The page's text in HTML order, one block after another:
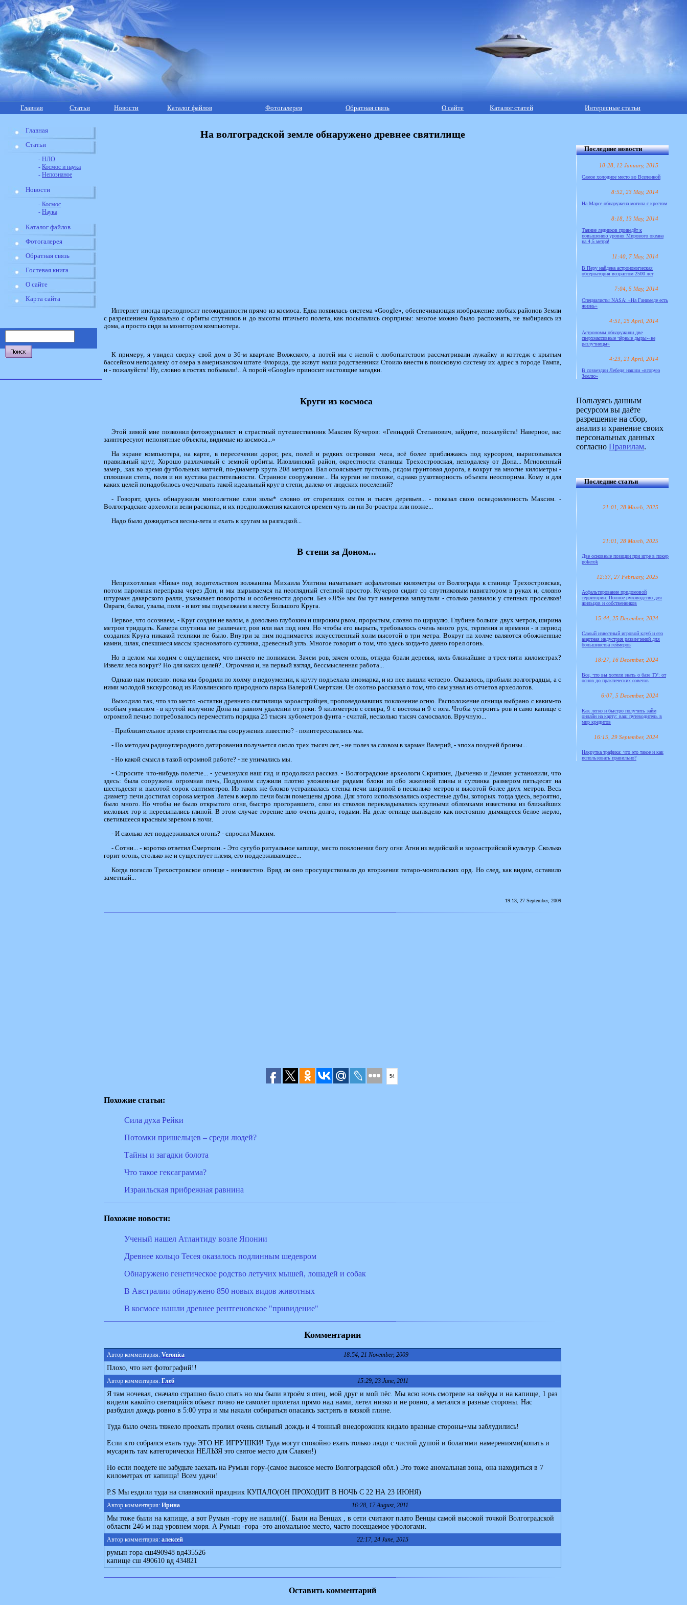
Главная Статьи Новости Каталог файлов Фотогалерея Обратная связь О сайте Каталог статей Интересные статьи
Главная
Статьи
- НЛО
- Космос и наука
- Непознаное
Новости
- Космос
- Наука
Каталог файлов
Фотогалерея
Обратная связь
Гостевая книга
О сайте
Карта сайта
На волгоградской земле обнаружено древнее святилище
Интернет иногда преподносит неожиданности прямо из космоса. Едва появилась система «Google», обеспечивающая изображение любых районов Земли
с разрешением буквально с орбиты спутников и до высоты птичьего полета, как посыпались сюрпризы: многое можно было распознать, не выбираясь из
дома, а просто сидя за монитором компьютера.
К примеру, я увидел сверху свой дом в 36-м квартале Волжского, а потей мы с женой с любопытством рассматривали лужайку и коттедж с крытым
бассейном неподалеку от озера в американском штате Флорида, где живут наши родственники Стоило внести в поисковую систему их адрес в городе Тампа,
и - пожалуйста! Ну, словно в гостях побывали!.. А порой «Google» приносит настоящие загадки.
Круги из космоса
Этой зимой мне позвонил фотожурналист и страстный путешественник Максим Кучеров: «Геннадий Степанович, зайдите, пожалуйста! Наверное, вас
заинтересуют непонятные объекты, видимые из космоса...»
На экране компьютера, на карте, в пересечении дорог, рек, полей и редких островков .чеса, всё более приближаясь под курсором, вырисовывался
правильный круг, Хорошо различимый с земной орбиты. Иловлинский район, окрестности станицы Трехостровская, неподалеку от Дона... Мгновенный
замер, .как во время футбольных матчей, по-диаметр круга 208 метров. Вал опоясывает пустошь, рядом грунтовая дорога, а вокруг на многие километры -
сплошная степь, поля и ни кустика растительности. Странное сооружение... На курган не похоже, однако рукотворность объекта неоспорима. Кому и для
каких целей понадобилось очерчивать такой идеальный круг в степи, далеко от людских поселений?
- Говорят, здесь обнаружили многолетние слои золы* словно от сгоревших сотен и тысяч деревьев... - показал свою осведомленность Максим. -
Волгоградские археологи вели раскопки, и их предположения касаются времен чуть ли ни Зо-роастра или позже...
Надо было дожидаться весны-лета и ехать к кругам за разгадкой...
В степи за Доном...
Неприхотливая «Нива» под водительством волжанина Михаила Улитина наматывает асфальтовые километры от Волгограда к станице Трехостровская,
потом паромная переправа через Дон, и мы вырываемся на неоглядный степной простор. Кучеров сидит со спутниковым навигатором в руках и, словно
штурман дакарского ралли, указывает повороты и особенности дороги. Без «JPS» мы бы тут наверняка заплутали - столько развилок у степных проселков!
Овраги, балки, увалы, поля - и вот мы подъезжаем к месту Большого Круга.
Первое, что осознаем, - Круг создан не валом, а довольно глубоким и широким рвом, прорытым, словно по циркулю. Глубина больше двух метров, ширина
метров тридцать. Камера спутника не различает, ров или вал под ним. Но чтобы его вырыть, требовалось очень много рук, терпения и времени - в период
создания Круга никакой техники не было. Внутри за ним поднимается искусственный холм высотой в три метра. Вокруг на холме валяются обожженные
камни, шлак, спекшиеся массы красноватого суглинка, древесный угль. Многое говорит о том, что здесь когда-то давно горел огонь.
Но в целом мы ходим с ощущением, что ничего не понимаем. Зачем ров, зачем огонь, откуда брали деревья, коль ближайшие в трех-пяти километрах?
Извели леса вокруг? Но для каких целей?.. Огромная и, на первый взгляд, бессмысленная работа...
Однако нам повезло: пока мы бродили по холму в недоумении, к кругу подъехала иномарка, и из нее вышли четверо. Оказалось, прибыли волгоградцы, а с
ними молодой экскурсовод из Иловлинского природного парка Валерий Смерткин. Он охотно рассказал о том, что сам узнал из отчетов археологов.
Выходило так, что это место -остатки древнего святилища зороастрийцев, проповедовавших поклонение огню. Расположение огнища выбрано с каким-то
особым умыслом - в крутой излучине Дона на равном удалении от реки: 9 километров с севера, 9 с востока и 9 с юга. Чтобы устроить ров и само капище с
огромной печью потребовалось переместить порядка 25 тысяч кубометров фунта - считай, несколько тысяч самосвалов. Вручную...
- Приблизительное время строительства сооружения известно? - поинтересовались мы.
- По методам радиоуглеродного датирования получается около трех тысяч лет, - не полез за словом в карман Валерий, - эпоха поздней бронзы...
- Но какой смысл в такой огромной работе? - не унимались мы.
- Спросите что-нибудь полегче... - усмехнулся наш гид и продолжил рассказ. - Волгоградские археологи Скрипкин, Дьяченко и Демкин установили, что
здесь: была сооружена огромная печь, Поддоном служили плотно уложенные рядами блоки из обо жженной глины и суглинка размером пятьдесят на
шестьдесят и высотой сорок сантиметров. Из таких же блоков устраивалась стенка печи шириной в несколько метров и высотой более двух метров. Весь
диаметр печи достигал сорока метров. Затем в жерло печи были помещены дрова. Для этого использовались окрестные дубы, которых тогда здесь, вероятно,
было много. Но чтобы не было открытого огня, быстро прогоравшего, слои из стволов перекладывались крупными обломками известняка из ближайших
меловых гор и пересыпались глиной. В этом случае горение шло очень долго, годами. На деле огнище выглядело как постоянно дымящееся белое жерло,
светившееся красным заревом в ночи.
- И сколько лет поддерживался огонь? - спросил Максим.
- Сотни... - коротко ответил Смерткин. - Это сугубо ритуальное капище, место поклонения богу огня Агни из ведийской и зороастрийской культур. Сколько
горит огонь, столько же и существует племя, его поддерживающее...
Когда погасло Трехостровское огнище - неизвестно. Вряд ли оно просуществовало до вторжения татаро-монгольских орд. Но след, как видим, оставило
заметный...
19:13, 27 September, 2009
54
Похожие статьи:
Сила духа Рейки
Потомки пришельцев – среди людей?
Тайны и загадки болота
Что такое гексаграмма?
Израильская прибрежная равнина
Похожие новости:
Ученый нашел Атлантиду возле Японии
Древнее кольцо Тесея оказалось подлинным шедевром
Обнаружено генетическое родство летучих мышей, лошадей и собак
В Австралии обнаружено 850 новых видов животных
В космосе нашли древнее рентгеновское "привидение"
Комментарии
Автор комментария: Veronica 18:54, 21 November, 2009
Плохо, что нет фотографий!!
Автор комментария: Глеб 15:29, 23 June, 2011
Я там ночевал, сначало страшно было спать но мы были втроём я отец, мой друг и мой пёс. Мы всю ночь смотреле на звёзды и на капище, 1 раз
видели какойто светящийся обьект точно не самолёт пролетал прямо над нами, летел низко и не ровно, а метался в разные стороны. Нас
разбудил дождь ровно в 5:00 утра и мы начали собираться опасаясь застрять в вязкой глине.
Туда было очень тяжело проехать пролил очень сильный дождь и 4 тонный внедорожник кидало вразные стороны+мы заблудились!
Если кто собрался ехать туда ЭТО НЕ ИГРУШКИ! Туда могут спокойно ехать только люди с чистой душой и болагими намерениями(копать и
мусарить там категорически НЕЛЬЗЯ это святое место для Славян!)
Но если поедете не забудьте заехать на Румын гору-(самое высокое место Волгоградской обл.) Это тоже аномальная зона, она находиться в 7
километрах от капища! Всем удачи!
P.S Мы ездили туда на славянский праздник КУПАЛО(ОН ПРОХОДИТ В НОЧЬ С 22 НА 23 ИЮНЯ)
Автор комментария: Ирина 16:28, 17 August, 2011
Мы тоже были на капище, а вот Румын -гору не нашли(((. Были на Венцах , в сети считают плато Венцы самой высокой точкой Волгоградской
области 246 м над уровнем моря. А Румын -гора -это аномальное место, часто посещаемое уфологами.
Автор комментария: алексей 22:17, 24 June, 2015
румын гора сш490948 вд435526
капище сш 490610 вд 434821
Оставить комментарий
Последние новости
10:28, 12 January, 2015
Самое холодное место во Вселенной
8:52, 23 May, 2014
На Марсе обнаружена могила с крестом
8:18, 13 May, 2014
Таяние ледников приведёт к
повышению уровня Мирового океана
на 4,5 метра!
11:40, 7 May, 2014
В Перу найдена астрономическая
обсерватория возрастом 2500 лет
7:04, 5 May, 2014
Специалисты NASA: «На Ганимеде есть
жизнь»
4:51, 25 April, 2014
Астрономы обнаружили две
сверхмассивные чёрные дыры-«не
разлучницы»
4:23, 21 April, 2014
В созвездии Лебедя нашли «вторую
Землю»
Пользуясь данным
ресурсом вы даёте
разрешение на сбор,
анализ и хранение своих
персональных данных
согласно Правилам.
Последние статьи
21:01, 28 March, 2025
21:01, 28 March, 2025
Две основные позиции при игре в покер
pokerok
12:37, 27 February, 2025
Асфальтирование придомовой
территории: Полное руководство для
жильцов и собственников
15:44, 25 December, 2024
Самый известный игровой клуб и его
азартная индустрия развлечений для
большинства геймеров
18:27, 16 December, 2024
Все, что вы хотели знать о базе ТУ: от
основ до практических советов
6:07, 5 December, 2024
Как легко и быстро получить займ
онлайн на карту: ваш путеводитель в
мир кредитов
16:15, 29 September, 2024
Накрутка трафика: что это такое и как
использовать правильно?